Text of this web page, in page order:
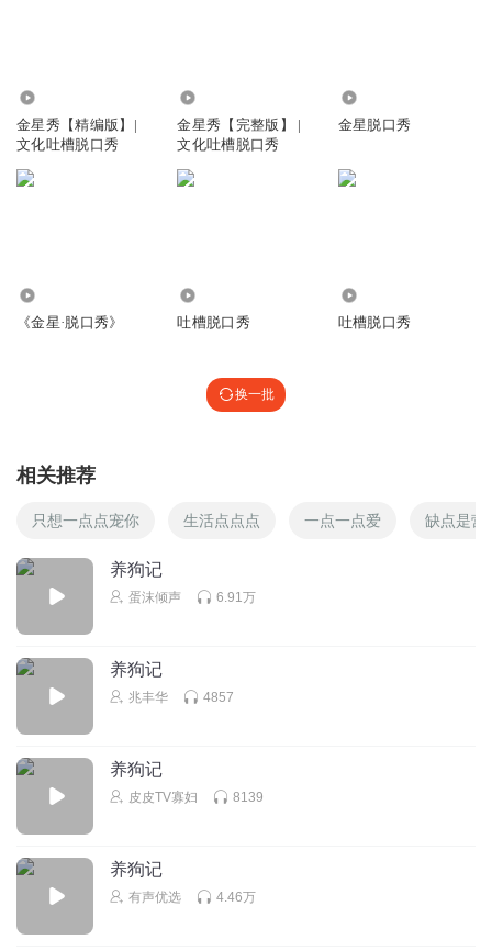
金星秀【精编版】|
文化吐槽脱口秀
金星秀【完整版】 |
文化吐槽脱口秀
金星脱口秀
《金星·脱口秀》 吐槽脱口秀 吐槽脱口秀
换一批
相关推荐
只想一点点宠你 生活点点点 一点一点爱 缺点是营
养狗记
蛋沫倾声 6.91万
养狗记
兆丰华 4857
养狗记
皮皮TV寡妇 8139
养狗记
有声优选 4.46万